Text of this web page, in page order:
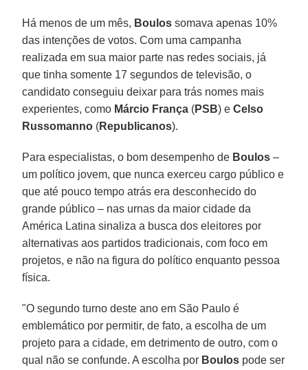
Há menos de um mês, Boulos somava apenas 10%
das intenções de votos. Com uma campanha
realizada em sua maior parte nas redes sociais, já
que tinha somente 17 segundos de televisão, o
candidato conseguiu deixar para trás nomes mais
experientes, como Márcio França (PSB) eCelso
Russomanno (Republicanos).
Para especialistas, o bom desempenho de Boulos –
um político jovem, que nunca exerceu cargo público e
que até pouco tempo atrás era desconhecido do
grande público – nas urnas da maior cidade da
América Latina sinaliza a busca dos eleitores por
alternativas aos partidos tradicionais, com foco em
projetos, e não na figura do político enquanto pessoa
física.
"O segundo turno deste ano em São Paulo é
emblemático por permitir, de fato, a escolha de um
projeto para a cidade, em detrimento de outro, com o
qual não se confunde. A escolha por Boulos pode ser